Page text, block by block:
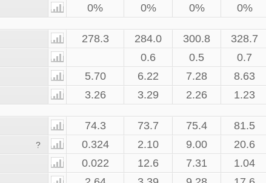
0% 0% 0% 0%
278.3 284.0 300.8 328.7
0.6 0.5 0.7
5.70 6.22 7.28 8.63
3.26 3.29 2.26 1.23
74.3 73.7 75.4 81.5
? 0.324 2.10 9.00 20.6
0.022 12.6 7.31 1.04